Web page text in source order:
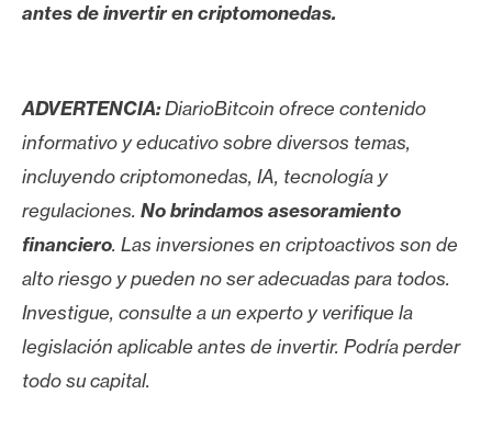
antes de invertir en criptomonedas.
ADVERTENCIA:DiarioBitcoin ofrece contenido
informativo y educativo sobre diversos temas,
incluyendo criptomonedas, IA, tecnología y
regulaciones. No brindamos asesoramiento
financiero. Las inversiones en criptoactivos son de
alto riesgo y pueden no ser adecuadas para todos.
Investigue, consulte a un experto y verifique la
legislación aplicable antes de invertir. Podría perder
todo su capital.